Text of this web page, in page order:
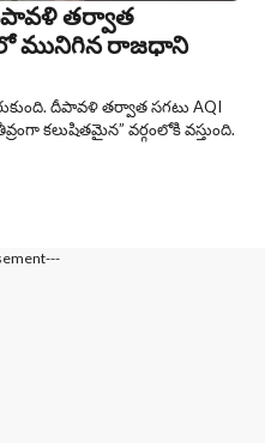
తర్వాత
మునిగిన రాజధాని
దీపావళి తర్వాత సగటు AQI
కలుషితమైన” వర్గంలోకి వస్తుంది.